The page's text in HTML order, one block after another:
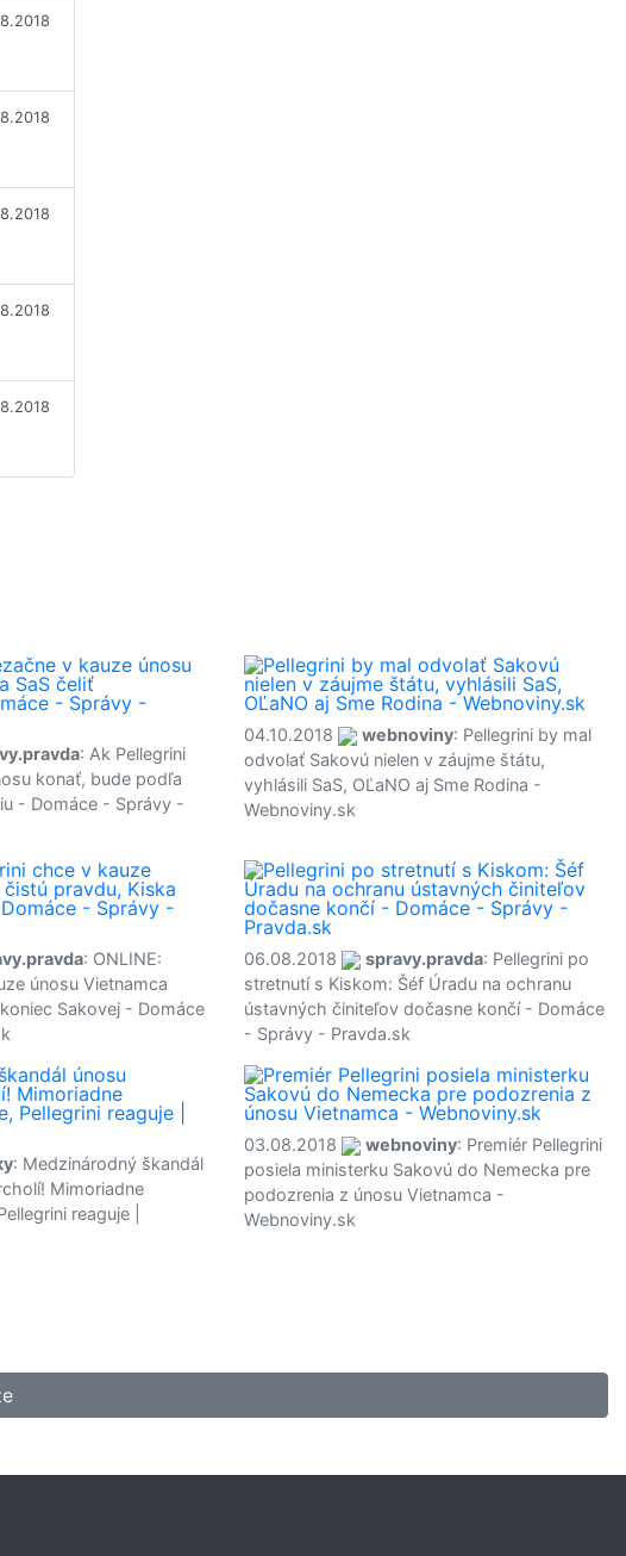
: Ak Pellegrini
konať, bude podľa
- Domáce - Správy -
04.10.2018 webnoviny: Pellegrini by mal
odvolať Sakovú nielen v záujme štátu,
vyhlásili SaS, OĽaNO aj Sme Rodina -
Webnoviny.sk
: ONLINE:
únosu Vietnamca
Sakovej - Domáce
06.08.2018 spravy.pravda: Pellegrini po
stretnutí s Kiskom: Šéf Úradu na ochranu
ústavných činiteľov dočasne končí - Domáce
- Správy - Pravda.sk
: Medzinárodný škandál
Mimoriadne
reaguje |
03.08.2018 webnoviny: Premiér Pellegrini
posiela ministerku Sakovú do Nemecka pre
podozrenia z únosu Vietnamca -
Webnoviny.sk